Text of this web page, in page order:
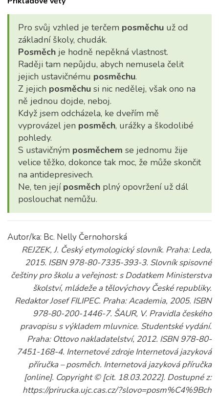
Pro svůj vzhled je terčem posměchu už od
základní školy, chudák.
Posměch je hodně nepěkná vlastnost.
Raději tam nepůjdu, abych nemusela čelit
jejich ustavičnému posměchu.
Z jejich posměchu si nic nedělej, však ono na
ně jednou dojde, neboj.
Když jsem odcházela, ke dveřím mě
vyprovázel jen posměch, urážky a škodolibé
pohledy.
S ustavičným posměchem se jednomu žije
velice těžko, dokonce tak moc, že může skončit
na antidepresivech.
Ne, ten její posměch plný opovržení už dál
poslouchat nemůžu.
Autor/ka: Bc. Nelly Černohorská
REJZEK, J. Český etymologický slovník. Praha: Leda,
2015. ISBN 978-80-7335-393-3. Slovník spisovné
češtiny pro školu a veřejnost: s Dodatkem Ministerstva
školství, mládeže a tělovýchovy České republiky.
Redaktor Josef FILIPEC. Praha: Academia, 2005. ISBN
978-80-200-1446-7. ŠAUR, V. Pravidla českého
pravopisu s výkladem mluvnice. Studentské vydání.
Praha: Ottovo nakladatelství, 2012. ISBN 978-80-
7451-168-4. Internetové zdroje Internetová jazyková
příručka – posměch. Internetová jazyková příručka
[online]. Copyright © [cit. 18.03.2022]. Dostupné z:
https://prirucka.ujc.cas.cz/?slovo=posm%C4%9Bch